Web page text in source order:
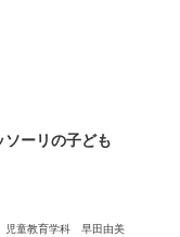
ソーリの子ども
児童教育学科 早田由美